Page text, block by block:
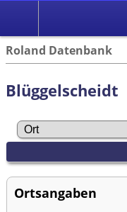
Roland Datenbank
Blüggelscheidt
Ortsangaben